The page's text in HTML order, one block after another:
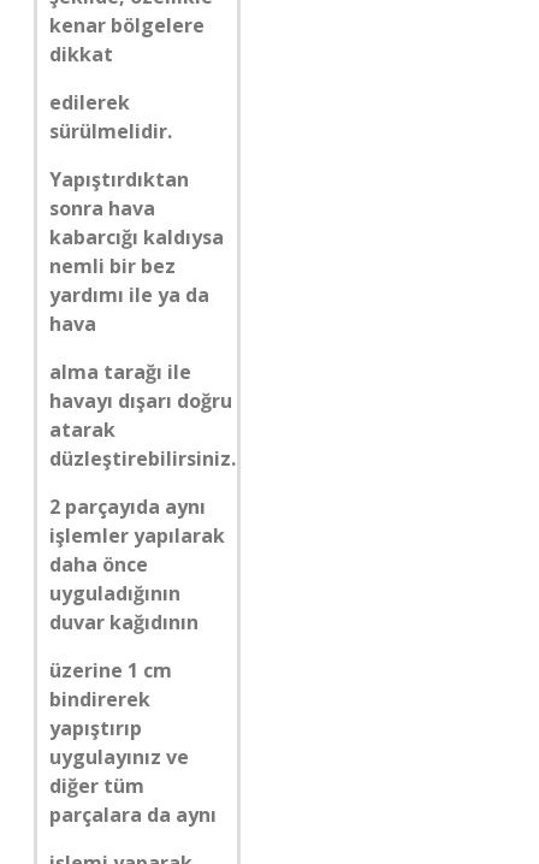
kenar bölgelere
dikkat
edilerek
sürülmelidir.
Yapıştırdıktan
sonra hava
kabarcığı kaldıysa
nemli bir bez
yardımı ile ya da
hava
alma tarağı ile
havayı dışarı doğru
atarak
düzleştirebilirsiniz.
2 parçayıda aynı
işlemler yapılarak
daha önce
uyguladığının
duvar kağıdının
üzerine 1 cm
bindirerek
yapıştırıp
uygulayınız ve
diğer tüm
parçalara da aynı